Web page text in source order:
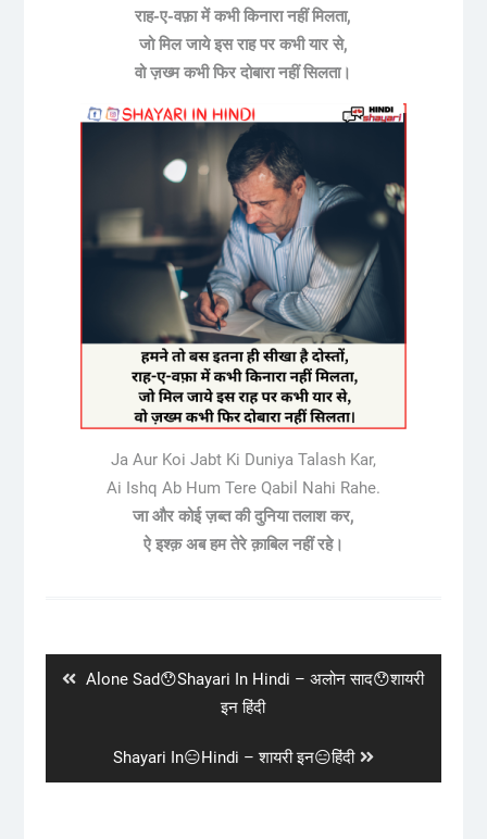
राह-ए-वफ़ा में कभी किनारा नहीं मिलता,
जो मिल जाये इस राह पर कभी यार से,
वो ज़ख्म कभी फिर दोबारा नहीं सिलता।
Ja Aur Koi Jabt Ki Duniya Talash Kar,
Ai Ishq Ab Hum Tere Qabil Nahi Rahe.
जा और कोई ज़ब्त की दुनिया तलाश कर,
ऐ इश्क़ अब हम तेरे क़ाबिल नहीं रहे।
Previous
Alone Sad😯Shayari In Hindi – अलोन साद😯शायरी
इन हिंदी
Next
post:
Shayari In😑Hindi – शायरी इन😑हिंदी